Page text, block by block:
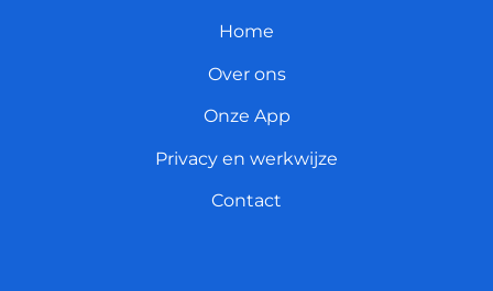
Home
Over ons
Onze App
Privacy en werkwijze
Contact